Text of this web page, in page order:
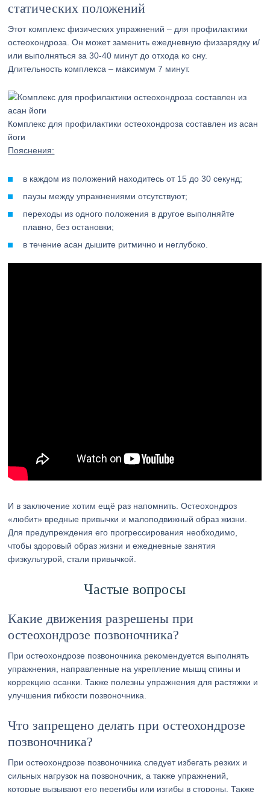
статических положений
Этот комплекс физических упражнений – для профилактики
остеохондроза. Он может заменить ежедневную физзарядку и/
или выполняться за 30-40 минут до отхода ко сну.
Длительность комплекса – максимум 7 минут.
Комплекс для профилактики остеохондроза составлен из асан
йоги
Пояснения:
в каждом из положений находитесь от 15 до 30 секунд;
паузы между упражнениями отсутствуют;
переходы из одного положения в другое выполняйте
плавно, без остановки;
в течение асан дышите ритмично и неглубоко.
И в заключение хотим ещё раз напомнить. Остеохондроз
«любит» вредные привычки и малоподвижный образ жизни.
Для предупреждения его прогрессирования необходимо,
чтобы здоровый образ жизни и ежедневные занятия
физкультурой, стали привычкой.
Частые вопросы
Какие движения разрешены при
остеохондрозе позвоночника?
При остеохондрозе позвоночника рекомендуется выполнять
упражнения, направленные на укрепление мышц спины и
коррекцию осанки. Также полезны упражнения для растяжки и
улучшения гибкости позвоночника.
Что запрещено делать при остеохондрозе
позвоночника?
При остеохондрозе позвоночника следует избегать резких и
сильных нагрузок на позвоночник, а также упражнений,
которые вызывают его перегибы или изгибы в стороны. Также